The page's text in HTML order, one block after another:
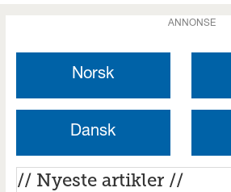
ANNONSE
Norsk
Dansk
// Nyeste artikler //